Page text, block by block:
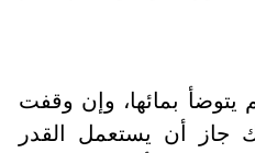
يتوضأ بمائها، وإن وقفت
جاز أن يستعمل القدر